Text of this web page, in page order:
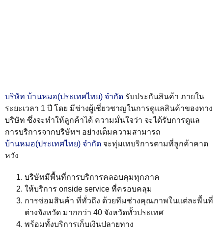
บริษัท บ้านหมอ(ประเทศไทย) จำกัด รับประกันสินค้า ภายใน
ระยะเวลา 1 ปี โดย มีช่างผู้เชี่ยวชาญในการดูแลสินค้าของทาง
บริษัท ซึ่งจะทำให้ลูกค้าได้ ความมั่นใจว่า จะได้รับการดูแล
การบริการจากบริษัทฯ อย่างเต็มความสามารถ
บ้านหมอ(ประเทศไทย) จำกัด จะทุ่มเทบริการตามที่ลูกค้าคาด
หวัง
บริษัทมีพื้นที่การบริการคลอบคุมทุกภาค
ให้บริการ onside service ที่ครอบคลุม
การซ่อมสินค้า ที่ทั่วถึง ด้วยทีมช่างคุณภาพในแต่ละพื้นที่
ต่างจังหวัด มากกว่า 40 จังหวัดทั้วประเทศ
พร้อมทั้งบริการเก็บเงินปลายทาง